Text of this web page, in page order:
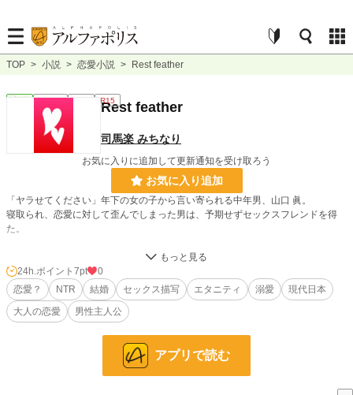
TOP > 小説 > 恋愛小説 > Rest feather
連載中 R15
Rest feather
司馬楽 みちなり
お気に入りに追加して更新通知を受け取ろう
お気に入り追加
「ヤラせてください」年下の女の子から言い寄られる中年男、山口 眞。
寝取られ、恋愛に対して歪んでしまった男は、予期せずセックスフレンドを得
た。
彼とその周りで起こる騒動は、思わぬ方向へ進んでいく。
そして、彼の誕生日に毎年メールを送ってくる女性は何者なのか？
小説 37,602 位 / 228,819 件
16,377 位 / 66,378 件
24h.ポイント 7pt
0
恋愛？
NTR 結婚 セックス描写 エタニティ 溺愛
現代日本
大人の恋愛
男性主人公
アプリで読む